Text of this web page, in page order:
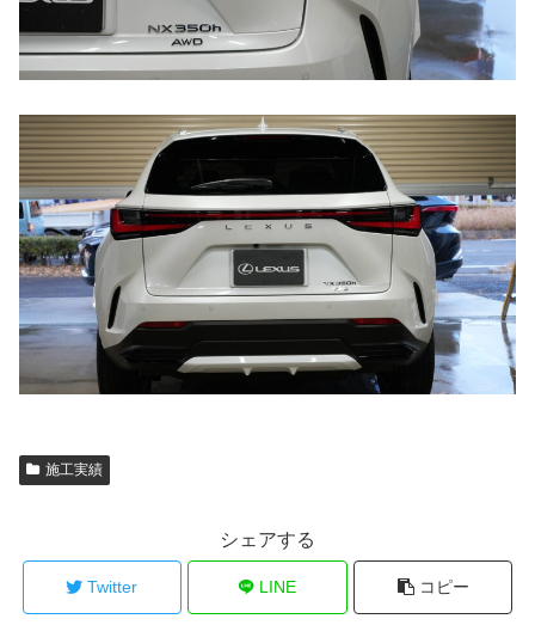
施工実績
シェアする
Twitter LINE コピー